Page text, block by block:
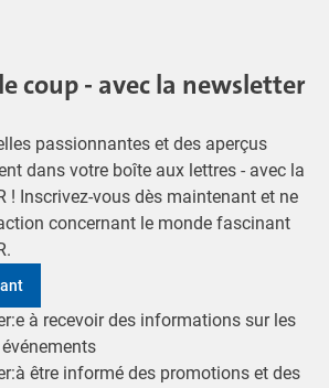
coup - avec la newsletter
passionnantes et des aperçus
dans votre boîte aux lettres - avec la
! Inscrivez-vous dès maintenant et ne
concernant le monde fascinant
à recevoir des informations sur les
être informé des promotions et des